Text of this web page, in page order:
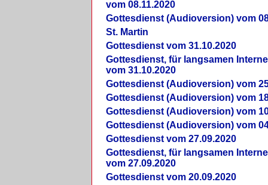
vom 08.11.2020
Gottesdienst (Audioversion) vom
St. Martin
Gottesdienst vom 31.10.2020
Gottesdienst, für langsamen
vom 31.10.2020
Gottesdienst (Audioversion) vom
Gottesdienst (Audioversion) vom
Gottesdienst (Audioversion) vom
Gottesdienst (Audioversion) vom
Gottesdienst vom 27.09.2020
Gottesdienst, für langsamen
vom 27.09.2020
Gottesdienst vom 20.09.2020